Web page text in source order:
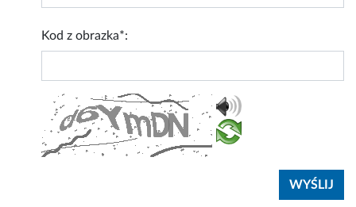
Kod z obrazka*: